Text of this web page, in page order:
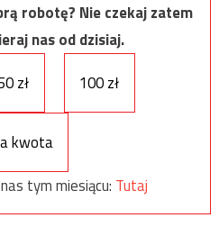
robotę? Nie czekaj zatem
nas od dzisiaj.
zł 100 zł
kwota
tym miesiącu: Tutaj